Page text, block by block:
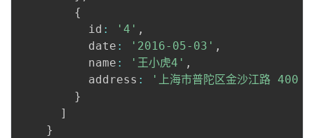
{
          id
: '4' ,
          date
: '2016-05-03' ,
          name
: '王小虎4' ,
          address
:
'上海市普陀区金沙江路 400
}
]
}